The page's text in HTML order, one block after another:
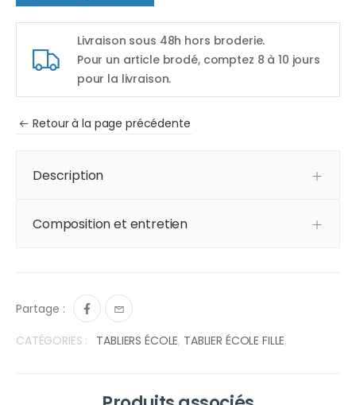
Livraison sous 48h hors broderie.
Pour un article brodé, comptez 8 à 10 jours
pour la livraison.
Retour à la page précédente
Description
Composition et entretien
Partage :
CATÉGORIES : TABLIERS ÉCOLE, TABLIER ÉCOLE FILLE,